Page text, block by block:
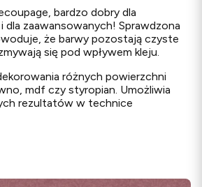
bardzo dobry dla
dla zaawansowanych! Sprawdzona
że barwy pozostają czyste
się pod wpływem kleju.
różnych powierzchni
mdf czy styropian. Umożliwia
rezultatów w technice